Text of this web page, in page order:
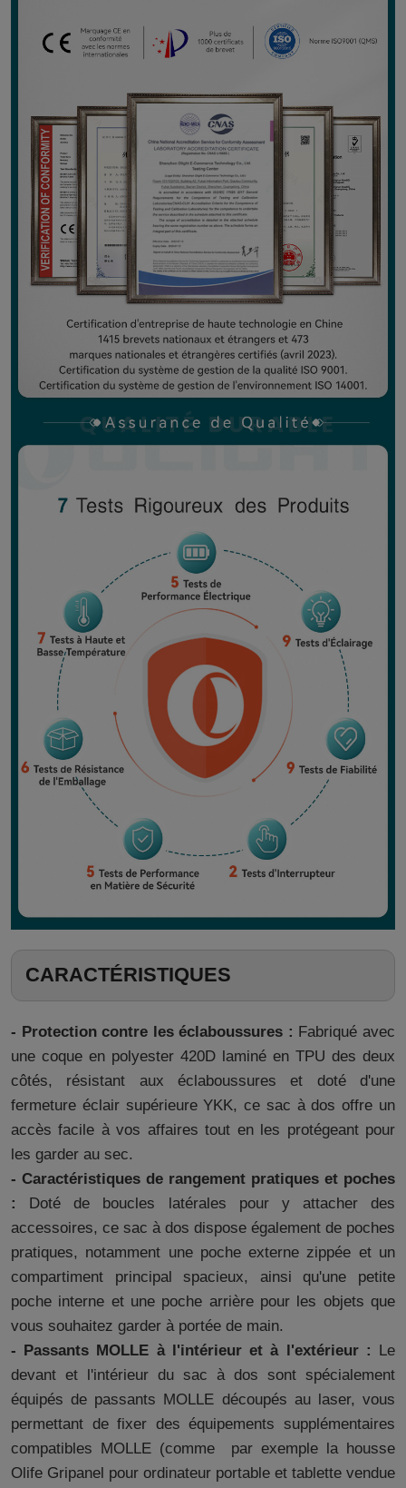
CARACTÉRISTIQUES
- Protection contre les éclaboussures : Fabriqué avec
une coque en polyester 420D laminé en TPU des deux
côtés, résistant aux éclaboussures et doté d'une
fermeture éclair supérieure YKK, ce sac à dos offre un
accès facile à vos affaires tout en les protégeant pour
les garder au sec.
- Caractéristiques de rangement pratiques et poches
:
Doté de boucles latérales pour y attacher des
accessoires, ce sac à dos dispose également de poches
pratiques, notamment une poche externe zippée et un
compartiment principal spacieux, ainsi qu'une petite
poche interne et une poche arrière pour les objets que
vous souhaitez garder à portée de main.
- Passants MOLLE à l'intérieur et à l'extérieur :
Le
devant et l'intérieur du sac à dos sont spécialement
équipés de passants MOLLE découpés au laser, vous
permettant de fixer des équipements supplémentaires
compatibles MOLLE (comme par exemple la housse
Olife Gripanel pour ordinateur portable et tablette vendue